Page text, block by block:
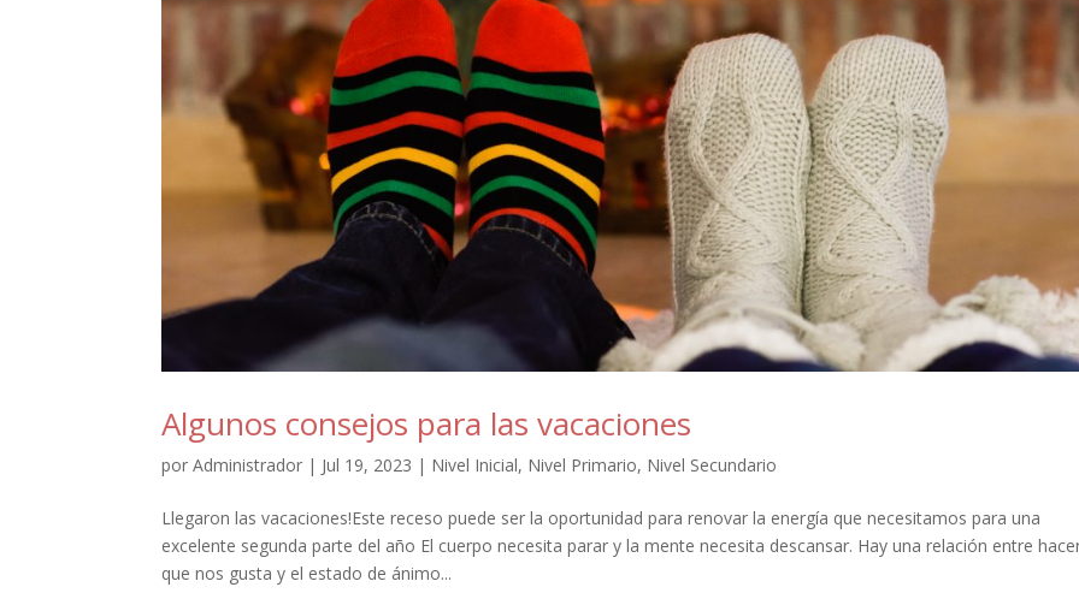
Algunos consejos para las vacaciones
porAdministrador | Jul 19, 2023 | Nivel Inicial, Nivel Primario, Nivel Secundario
Llegaron las vacaciones!Este receso puede ser la oportunidad para renovar la energía que necesitamos para una
excelente segunda parte del año El cuerpo necesita parar y la mente necesita descansar. Hay una relación entre
que nos gusta y el estado de ánimo...